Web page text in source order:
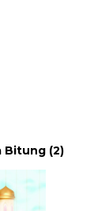
Bitung (2)